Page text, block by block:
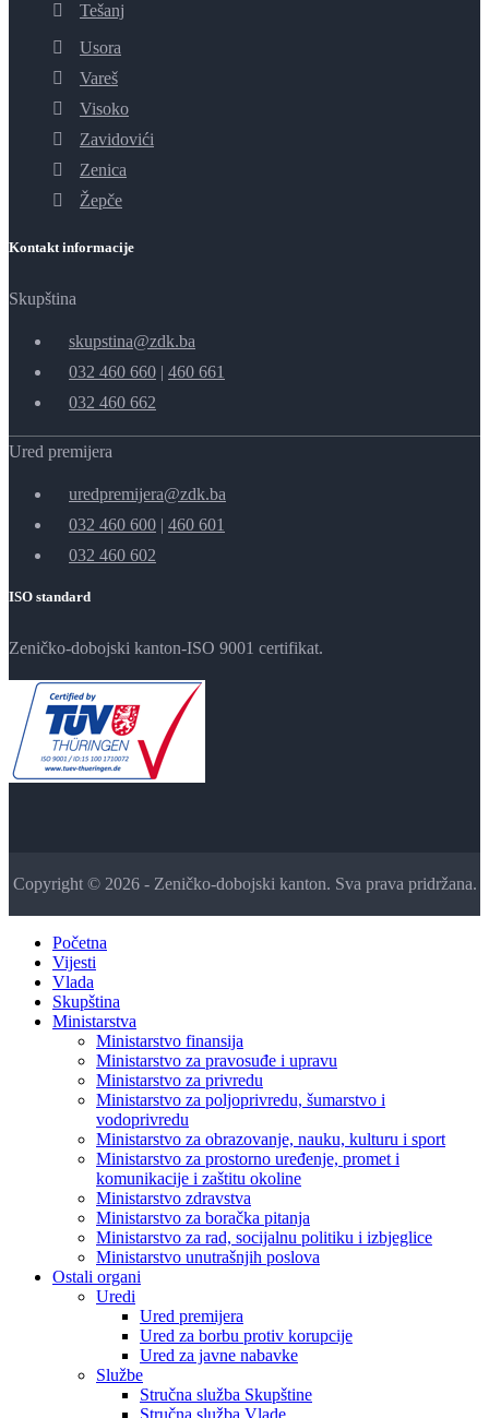
Tešanj
Usora
Vareš
Visoko
Zavidovići
Zenica
Žepče
Kontakt informacije
Skupština
skupstina@zdk.ba
032 460 660 | 460 661
032 460 662
Ured premijera
uredpremijera@zdk.ba
032 460 600 | 460 601
032 460 602
ISO standard
Zeničko-dobojski kanton-ISO 9001 certifikat.
Copyright © 2026 - Zeničko-dobojski kanton. Sva prava pridržana.
Početna
Vijesti
Vlada
Skupština
Ministarstva
Ministarstvo finansija
Ministarstvo za pravosuđe i upravu
Ministarstvo za privredu
Ministarstvo za poljoprivredu, šumarstvo i
vodoprivredu
Ministarstvo za obrazovanje, nauku, kulturu i sport
Ministarstvo za prostorno uređenje, promet i
komunikacije i zaštitu okoline
Ministarstvo zdravstva
Ministarstvo za boračka pitanja
Ministarstvo za rad, socijalnu politiku i izbjeglice
Ministarstvo unutrašnjih poslova
Ostali organi
Uredi
Ured premijera
Ured za borbu protiv korupcije
Ured za javne nabavke
Službe
Stručna služba Skupštine
Stručna služba Vlade